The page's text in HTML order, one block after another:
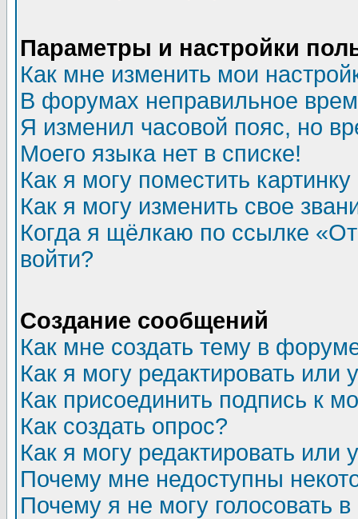
Параметры и настройки
Как мне изменить мои
В форумах неправильное
Я изменил часовой пояс, но
Моего языка нет в списке!
Как я могу поместить
Как я могу изменить свое
Когда я щёлкаю по ссылке
войти?
Создание сообщений
Как мне создать тему в
Как я могу редактировать или
Как присоединить подпись к
Как создать опрос?
Как я могу редактировать или
Почему мне недоступны
Почему я не могу голосовать